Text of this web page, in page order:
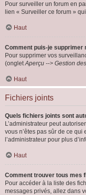
Pour surveiller un forum en
lien « Surveiller ce forum »
Haut
Comment puis-je supprimer
Pour supprimer vos
(ongletAperçu --> Gestion
Haut
Fichiers joints
Quels fichiers joints sont
L’administrateur peut
vous n’êtes pas sûr de ce
l’administrateur pour plus
Haut
Comment trouver tous mes
Pour accéder à la liste des
messages privés, allez dans